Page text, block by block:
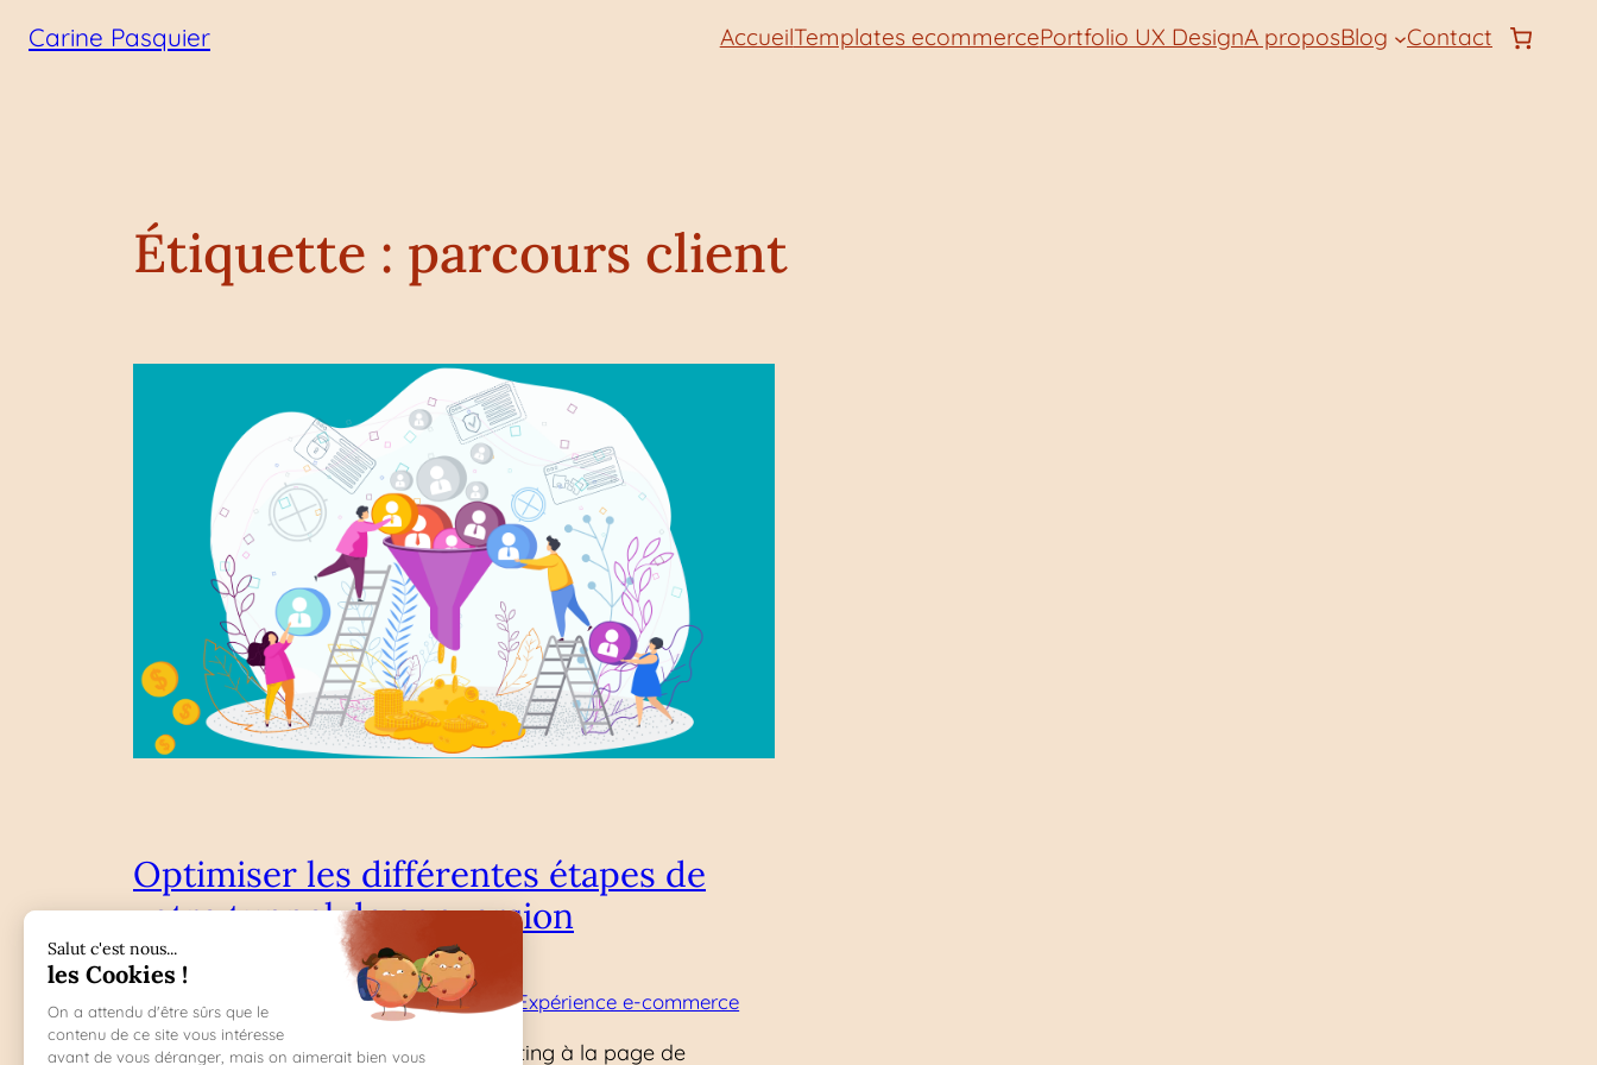
Aller
au
Carine Pasquier AccueilTemplates ecommercePortfolio UX DesignA proposBlog Contact
Étiquette : parcours client
Optimiser les différentes étapes de
votre tunnel de conversion
Jan 31, 2024 — Carine Pasquierdans Expérience e-commerce
Du simple clic sur votre publicité marketing à la page de